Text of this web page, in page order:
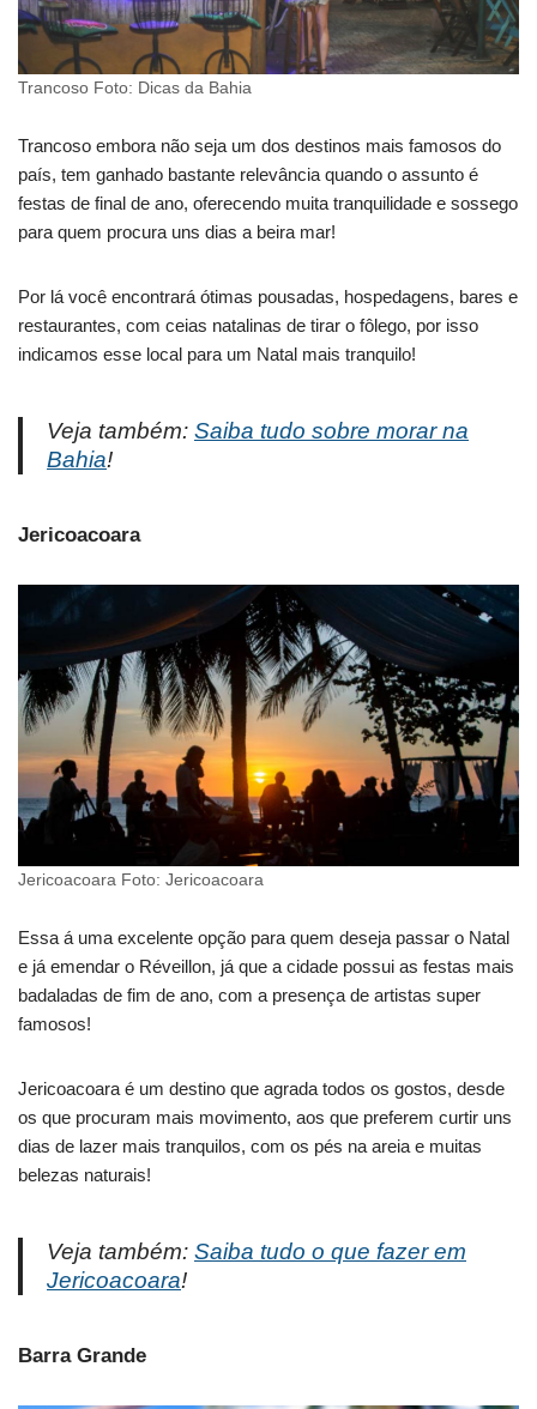
Trancoso Foto: Dicas da Bahia
Trancoso embora não seja um dos destinos mais famosos do
país, tem ganhado bastante relevância quando o assunto é
festas de final de ano, oferecendo muita tranquilidade e sossego
para quem procura uns dias a beira mar!
Por lá você encontrará ótimas pousadas, hospedagens, bares e
restaurantes, com ceias natalinas de tirar o fôlego, por isso
indicamos esse local para um Natal mais tranquilo!
Veja também: Saiba tudo sobre morar na
Bahia!
Jericoacoara
Jericoacoara Foto: Jericoacoara
Essa á uma excelente opção para quem deseja passar o Natal
e já emendar o Réveillon, já que a cidade possui as festas mais
badaladas de fim de ano, com a presença de artistas super
famosos!
Jericoacoara é um destino que agrada todos os gostos, desde
os que procuram mais movimento, aos que preferem curtir uns
dias de lazer mais tranquilos, com os pés na areia e muitas
belezas naturais!
Veja também: Saiba tudo o que fazer em
Jericoacoara!
Barra Grande